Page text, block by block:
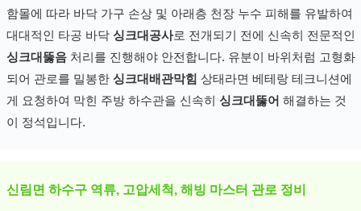
함몰에 따라 바닥 가구 손상 및 아래층 천장 누수 피해를 유발하여
대대적인 타공 바닥 싱크대공사로 전개되기 전에 신속히 전문적인
싱크대뚫음처리를 진행해야 안전합니다. 유분이 바위처럼 고형화
되어 관로를 밀봉한 싱크대배관막힘 상태라면 베테랑 테크니션에
게 요청하여 막힌 주방 하수관을 신속히 싱크대뚫어 해결하는 것
이 정석입니다.
신림면 하수구 역류, 고압세척, 해빙 마스터 관로 정비